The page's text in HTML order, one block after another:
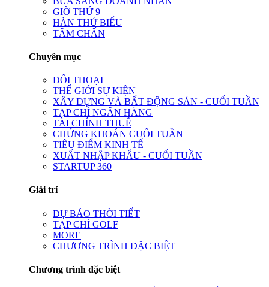
GIỜ THỨ 9
HÀN THỬ BIỂU
TÂM CHẤN
Chuyên mục
ĐỐI THOẠI
THẾ GIỚI SỰ KIỆN
XÂY DỰNG VÀ BẤT ĐỘNG SẢN - CUỐI TUẦN
TẠP CHÍ NGÂN HÀNG
TÀI CHÍNH THUẾ
CHỨNG KHOÁN CUỐI TUẦN
TIÊU ĐIỂM KINH TẾ
XUẤT NHẬP KHẨU - CUỐI TUẦN
STARTUP 360
Giải trí
DỰ BÁO THỜI TIẾT
TẠP CHÍ GOLF
MORE
CHƯƠNG TRÌNH ĐẶC BIỆT
Chương trình đặc biệt